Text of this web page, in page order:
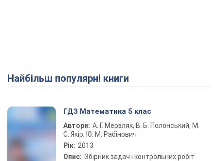
Найбільш популярні книги
ГДЗ Математика 5 клас
Автори: А. Г. Мерзляк, В. Б. Полонський, М.
С. Якір, Ю. М. Рабінович
Рік: 2013
Опис: Збірник задач і контрольних робіт